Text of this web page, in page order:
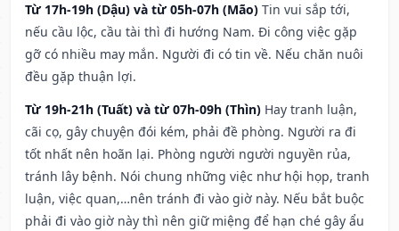
Từ 17h-19h (Dậu) và từ 05h-07h (Mão) Tin vui sắp tới,
nếu cầu lộc, cầu tài thì đi hướng Nam. Đi công việc gặp
gỡ có nhiều may mắn. Người đi có tin về. Nếu chăn nuôi
đều gặp thuận lợi.
Từ 19h-21h (Tuất) và từ 07h-09h (Thìn) Hay tranh luận,
cãi cọ, gây chuyện đói kém, phải đề phòng. Người ra đi
tốt nhất nên hoãn lại. Phòng người người nguyền rủa,
tránh lây bệnh. Nói chung những việc như hội họp, tranh
luận, việc quan,…nên tránh đi vào giờ này. Nếu bắt buộc
phải đi vào giờ này thì nên giữ miệng để hạn ché gây ẩu